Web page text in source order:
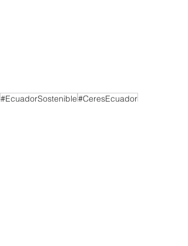
#EcuadorSostenible#CeresEcuador